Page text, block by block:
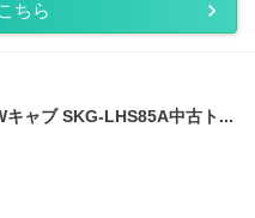
ちら
キャブ SKG-LHS85A中古ト...